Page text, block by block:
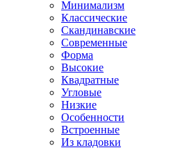
Минимализм
Классические
Скандинавские
Современные
Форма
Высокие
Квадратные
Угловые
Низкие
Особенности
Встроенные
Из кладовки